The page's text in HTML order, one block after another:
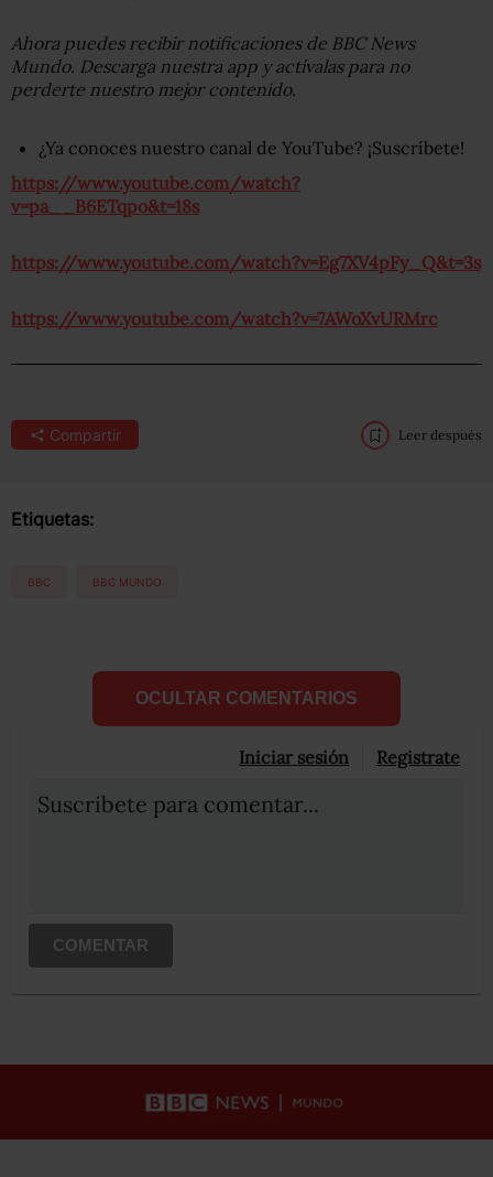
Ahora puedes recibir notificaciones de BBC News
Mundo. Descarga nuestra app y actívalas para no
perderte nuestro mejor contenido.
¿Ya conoces nuestro canal de YouTube? ¡Suscríbete!
https://www.youtube.com/watch?
v=pa__B6ETqpo&t=18s
https://www.youtube.com/watch?v=Eg7XV4pFy_Q&t=3s
https://www.youtube.com/watch?v=7AWoXvURMrc
Compartir Leer después
Etiquetas:
BBC BBC MUNDO
OCULTAR COMENTARIOS
Iniciar sesión Registrate
Suscribete para comentar...
COMENTAR